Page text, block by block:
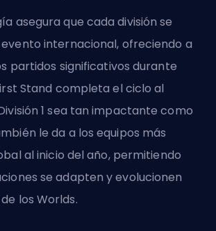
asegura que cada división se
internacional, ofreciendo a
partidos significativos durante
Stand completa el ciclo al
1 sea tan impactante como
le da a los equipos más
al inicio del año, permitiendo
se adapten y evolucionen
los Worlds.